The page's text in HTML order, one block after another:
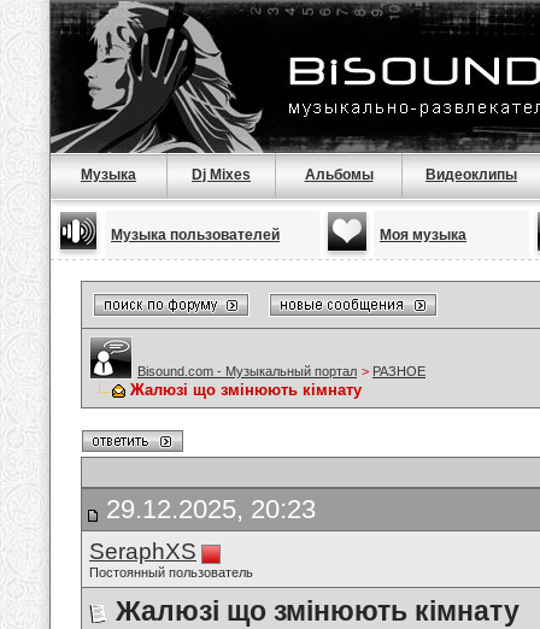
Музыка Dj Mixes Альбомы Видеоклипы
Музыка пользователей Моя музыка
Bisound.com - Музыкальный портал > РАЗНОЕ
Жалюзі що змінюють кімнату
29.12.2025, 20:23
SeraphXS
Постоянный пользователь
Жалюзі що змінюють кімнату